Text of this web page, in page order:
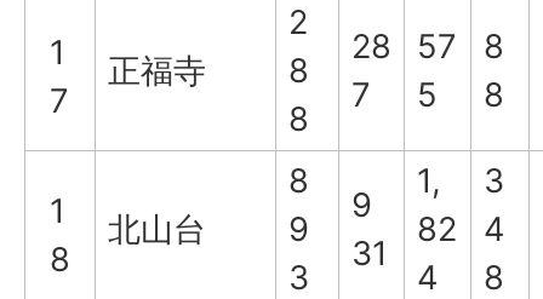
1
7
正福寺
2
8
8
28
7
57
5
8
8
1
8
北山台
8
9
3
9
31
1,
82
4
3
4
8